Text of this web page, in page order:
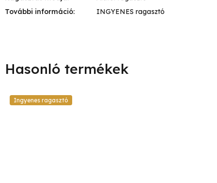
További információ: INGYENES ragasztó
Ingyenes ragasztó